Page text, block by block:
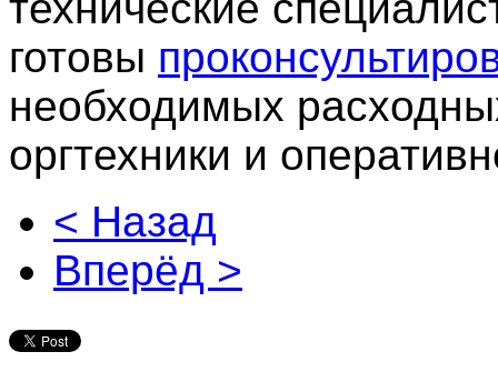
готовы
необходимых
оргтехники и
< Назад
Вперёд >